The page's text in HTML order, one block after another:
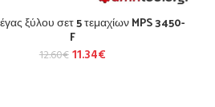
ξύλου σετ 5 τεμαχίων MPS 3450-
F
12.60€ 11.34€